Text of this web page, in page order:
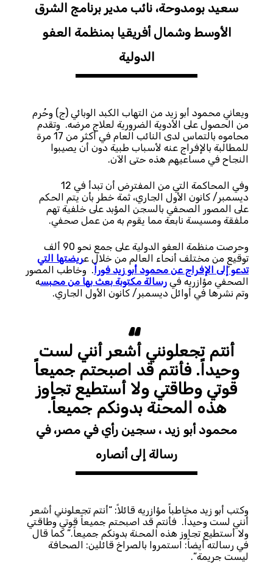
سعيد بومدوحة، نائب مدير برنامج الشرق
الأوسط وشمال أفريقيا بمنظمة العفو
الدولية
ويعاني محمود أبو زيد من التهاب الكبد الوبائي (ج) وحُرم
من الحصول على الأدوية الضرورية لعلاج مرضه. وتقدم
محاموه بالتماس لدى النائب العام في أكثر من 17 مرة
للمطالبة بالإفراج عنه لأسباب طبية دون أن يصيبوا
النجاح في مساعيهم هذه حتى الآن.
وفي المحاكمة التي من المفترض أن تبدأ في 12
ديسمبر/ كانون الأول الجاري، ثمة خطر بأن يتم الحكم
على المصور الصحفي بالسجن المؤبد على خلفية تهم
ملفقة ومسيسة نابعة مما يقوم به من عمل صحفي.
وحرصت منظمة العفو الدولية على جمع نحو 90 ألف
توقيعٍ من مختلف أنحاء العالم من خلال عريضتها التي
تدعو إلى الإفراج عن محمود أبو زيد فوراً. وخاطب المصور
الصحفي مؤازريه في رسالة مكتوبة بعث بها من محبسه
وتم نشرها في أوائل ديسمبر/ كانون الأول الجاري.
أنتم تجعلونني أشعر أنني لست
وحيداً. فأنتم قد اصبحتم جميعاً
قوتي وطاقتي ولا أستطيع تجاوز
هذه المحنة بدونكم جميعاً.
محمود أبو زيد ، سجين رأي في مصر، في
رسالة إلى أنصاره
وكتب أبو زيد مخاطباً مؤازريه قائلاً: “أنتم تجعلونني أشعر
أنني لست وحيداً. فأنتم قد اصبحتم جميعاً قوتي وطاقتي
ولا أستطيع تجاوز هذه المحنة بدونكم جميعاً.” كما قال
في رسالته أيضاً: استمروا بالصراخ قائلين: الصحافة
ليست جريمة”.